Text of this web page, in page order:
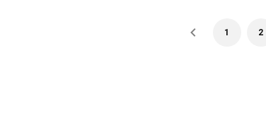
1 2